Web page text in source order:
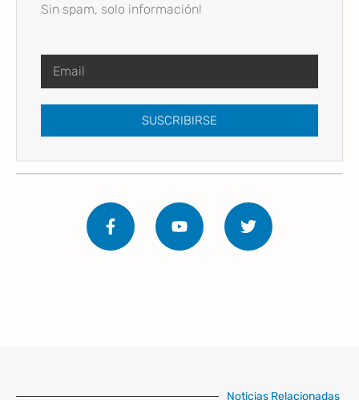
Sin spam, solo información!
SUSCRIBIRSE
Noticias Relacionadas